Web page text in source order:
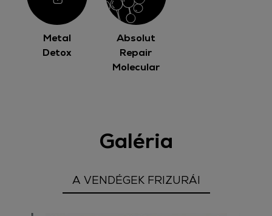
Metal
Detox
Absolut
Repair
Molecular
Galéria
A VENDÉGEK FRIZURÁI